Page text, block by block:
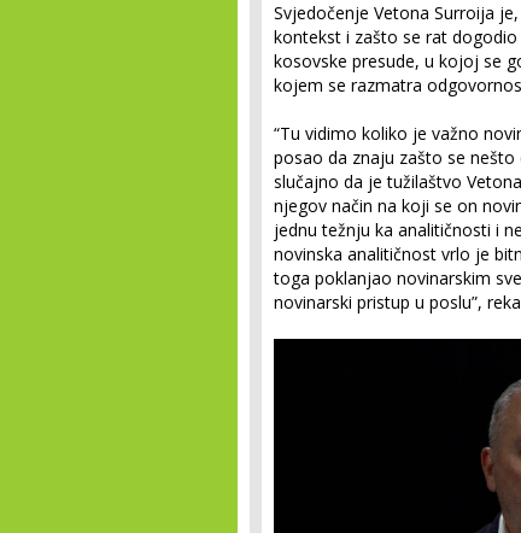
Svjedočenje Vetona Surroija
kontekst i zašto se rat
kosovske presude, u kojoj se
kojem se razmatra
“Tu vidimo koliko je važno
posao da znaju zašto se
slučajno da je tužilaštvo
njegov način na koji se on
jednu težnju ka analitičnosti i
novinska analitičnost vrlo je
toga poklanjao novinarskim
novinarski pristup u poslu”,